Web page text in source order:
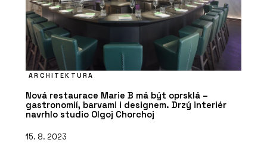
ARCHITEKTURA
Nová restaurace Marie B má být oprsklá –
gastronomií, barvami i designem. Drzý interiér
navrhlo studio Olgoj Chorchoj
15. 8. 2023